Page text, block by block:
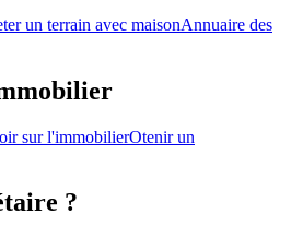
un terrain avec maisonAnnuaire des
sur l'immobilierOtenir un
?